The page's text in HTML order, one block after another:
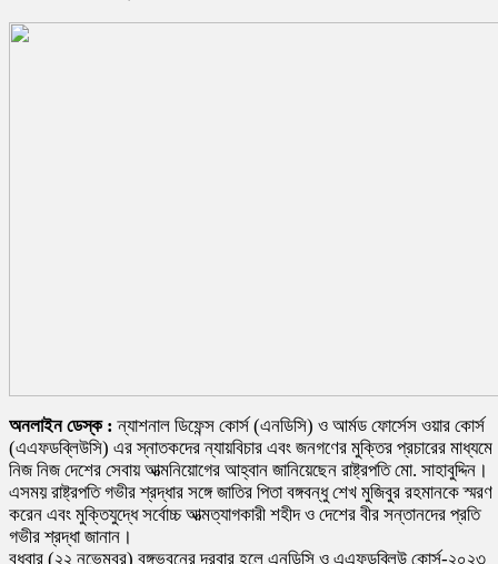
অনলাইন ডেস্ক : ন্যাশনাল ডিফেন্স কোর্স (এনডিসি) ও আর্মড ফোর্সেস ওয়ার কোর্স
(এএফডব্লিউসি) এর স্নাতকদের ন্যায়বিচার এবং জনগণের মুক্তির প্রচারের মাধ্যমে
নিজ নিজ দেশের সেবায় আত্মনিয়োগের আহ্বান জানিয়েছেন রাষ্ট্রপতি মো. সাহাবুদ্দিন।
এসময় রাষ্ট্রপতি গভীর শ্রদ্ধার সঙ্গে জাতির পিতা বঙ্গবন্ধু শেখ মুজিবুর রহমানকে স্মরণ
করেন এবং মুক্তিযুদ্ধে সর্বোচ্চ আত্মত্যাগকারী শহীদ ও দেশের বীর সন্তানদের প্রতি
গভীর শ্রদ্ধা জানান।
বুধবার (২২ নভেম্বর) বঙ্গভবনের দরবার হলে এনডিসি ও এএফডব্লিউ কোর্স-২০২৩